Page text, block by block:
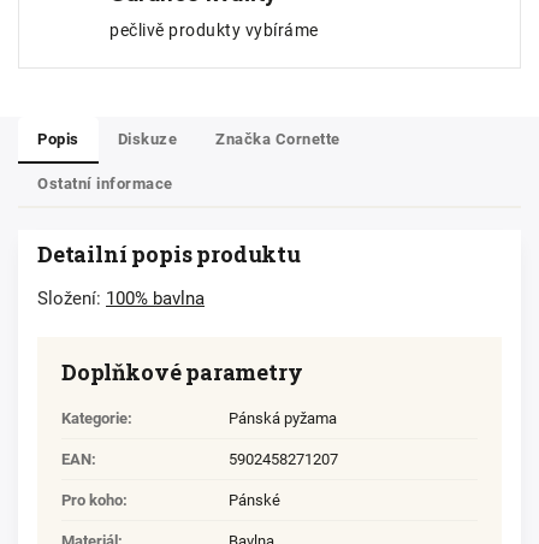
pečlivě produkty vybíráme
Popis Diskuze Značka Cornette
Ostatní informace
Detailní popis produktu
Složení: 100% bavlna
Doplňkové parametry
Kategorie: Pánská pyžama
EAN: 5902458271207
Pro koho: Pánské